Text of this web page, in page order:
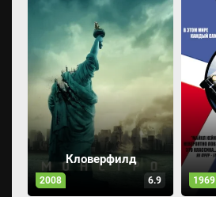
Кловерфилд
2008 6.9 1969